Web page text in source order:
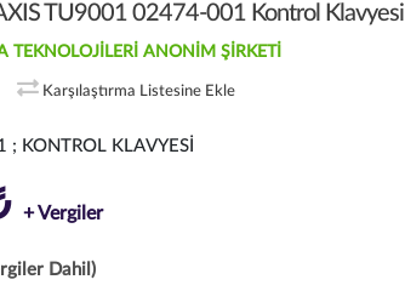
TU9001 02474-001 Kontrol Klavyesi
TEKNOLOJİLERİ ANONİM ŞİRKETİ
Karşılaştırma Listesine Ekle
KONTROL KLAVYESİ
+ Vergiler
Dahil)